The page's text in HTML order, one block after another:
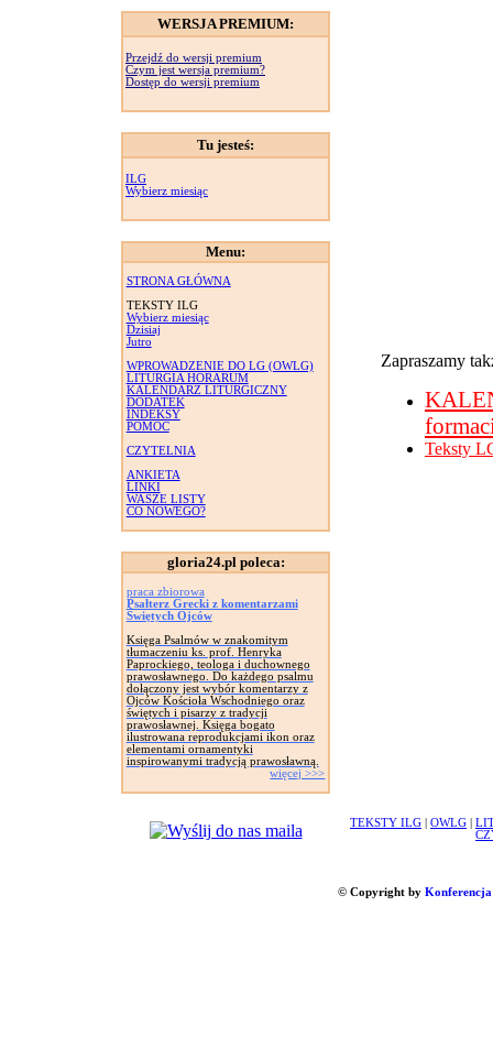
WERSJA PREMIUM:
Przejdź do wersji premium
Czym jest wersja premium?
Dostęp do wersji premium
Tu jesteś:
ILG
Wybierz miesiąc
Menu:
STRONA GŁÓWNA
TEKSTY ILG
Wybierz miesiąc
Dzisiaj
Jutro
WPROWADZENIE DO LG (OWLG)
LITURGIA HORARUM
KALENDARZ LITURGICZNY
DODATEK
INDEKSY
POMOC
CZYTELNIA
ANKIETA
LINKI
WASZE LISTY
CO NOWEGO?
gloria24.pl poleca:
praca zbiorowa
Psałterz Grecki z komentarzami
Świętych Ojców
Księga Psalmów w znakomitym
tłumaczeniu ks. prof. Henryka
Paprockiego, teologa i duchownego
prawosławnego. Do każdego psalmu
dołączony jest wybór komentarzy z
Ojców Kościoła Wschodniego oraz
świętych i pisarzy z tradycji
prawosławnej. Księga bogato
ilustrowana reprodukcjami ikon oraz
elementami ornamentyki
inspirowanymi tradycją prawosławną.
więcej >>>
Zapraszamy
Teksty
TEKSTY ILG OWLG
© Copyright by Konferencja